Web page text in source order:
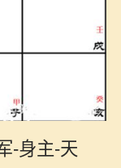
-身主-天